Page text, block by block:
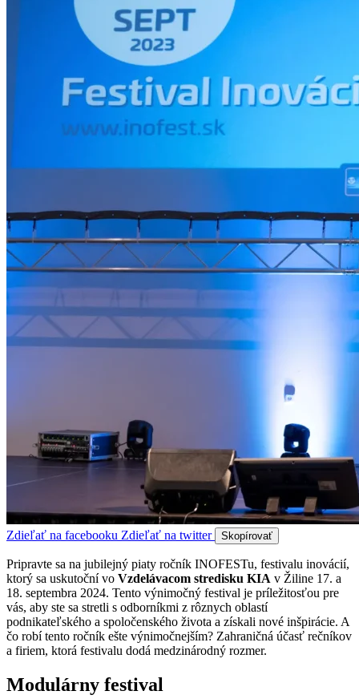
Zdieľať na facebooku Zdieľať na twitter Skopírovať
Pripravte sa na jubilejný piaty ročník INOFESTu, festivalu inovácií,
ktorý sa uskutoční vo Vzdelávacom stredisku KIA v Žiline 17. a
18. septembra 2024. Tento výnimočný festival je príležitosťou pre
vás, aby ste sa stretli s odborníkmi z rôznych oblastí
podnikateľského a spoločenského života a získali nové inšpirácie. A
čo robí tento ročník ešte výnimočnejším? Zahraničná účasť rečníkov
a firiem, ktorá festivalu dodá medzinárodný rozmer.
Modulárny festival